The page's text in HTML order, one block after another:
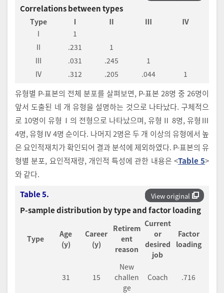
Correlations between types
Type Ⅰ Ⅱ Ⅲ
Ⅳ
Ⅰ
1
Ⅱ
.231
1
Ⅲ
.031 .245
1
Ⅳ
.312 .205 .044 1
유형별 P-표본의 전체 분포를 살펴보면, P-표본 28명 중 26명이
앞서 도출된 네 개 유형을 설명하는 것으로 나타났다. 구체적으
로 10명이 유형Ⅰ의 전형으로 나타났으며, 유형Ⅱ 8명, 유형Ⅲ
4명, 유형Ⅳ 4명 순이다. 나머지 2명은 두 개 이상의 유형에서 높
은 요인적재치가 확인되어 결과 분석에 제외하였다. P-표본의 유
형별 분포, 요인적재량, 개인적 특성에 관한 내용은 <Table 5>
와 같다.
View original
Table 5.
P-sample distribution by type and factor loading
Type
Age
(y)
Career
(y)
Retirem
ent
reason
Current
or
desired
job
Factor
loading
31 15
New
challen
ge
Coach .716